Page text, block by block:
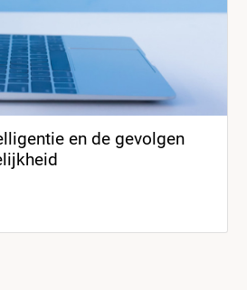
en de gevolgen